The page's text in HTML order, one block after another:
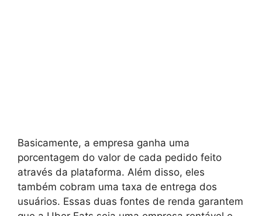
Basicamente, a empresa ganha uma
porcentagem do valor de cada pedido feito
através da plataforma. Além disso, eles
também cobram uma taxa de entrega dos
usuários. Essas duas fontes de renda garantem